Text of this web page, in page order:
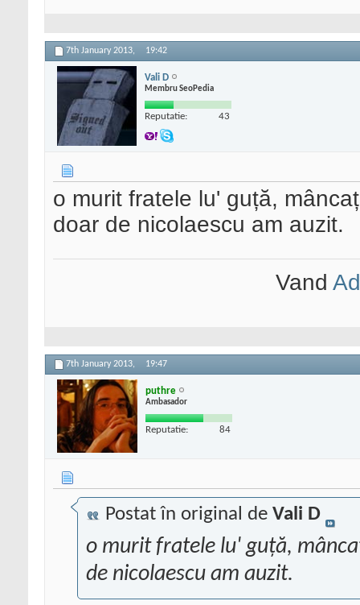
7th January 2013, 19:42
Vali D
Membru SeoPedia
Reputatie: 43
o murit fratele lu' guță,
doar de nicolaescu am auzit.
Vand
7th January 2013, 19:47
puthre
Ambasador
Reputatie: 84
Postat în original de Vali D
o murit fratele lu' guță,
de nicolaescu am auzit.